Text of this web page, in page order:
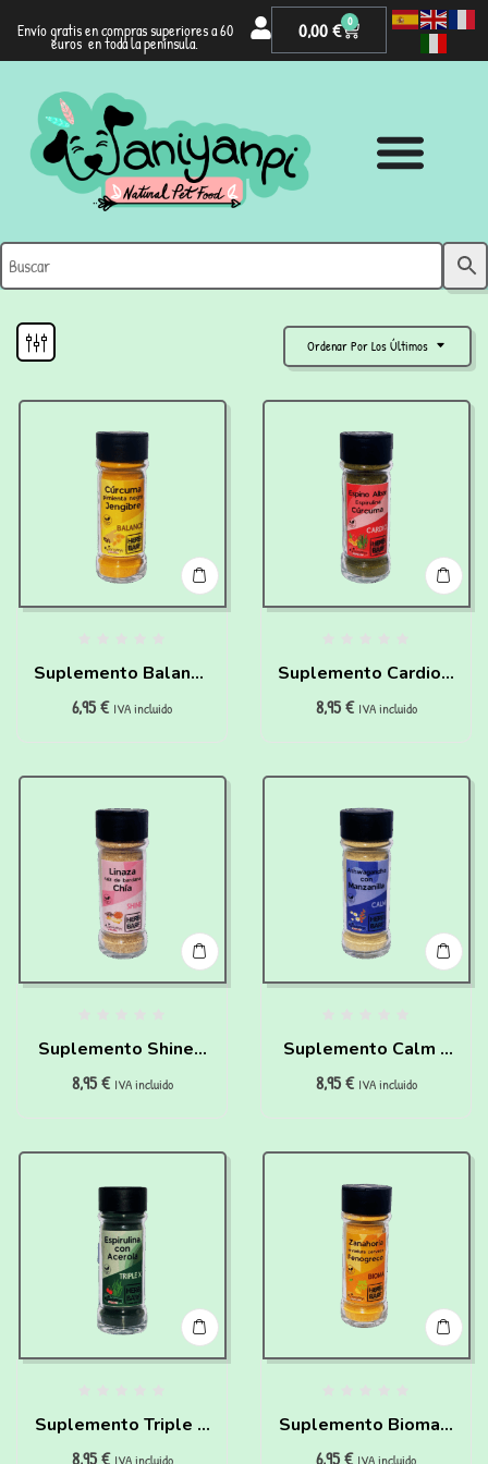
Envío gratis en compras superiores a 60
euros en toda la península.
0,00€ 0
Ordenar Por Los Últimos
Suplemento Balance
– Curcuma y Jengibre
6,95€ IVA incluido
Suplemento Cardio –
Espino y Curcuma
8,95€ IVA incluido
Suplemento Shine –
Linaza, Bardana y
perros(60g)
8,95€ IVA incluido
Suplemento Calm –
Shwagandha y
perros(60g)
8,95€ IVA incluido
Suplemento Triple X
8,95€
Suplemento Bioma –
6,95€